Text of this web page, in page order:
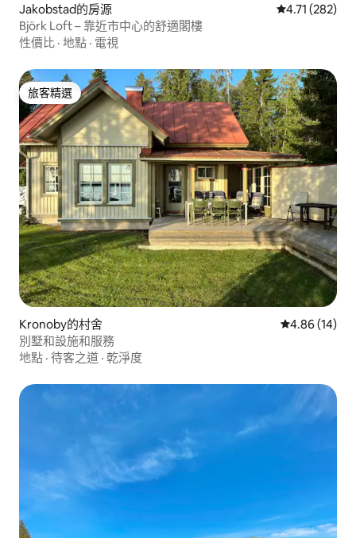
Jakobstad的房源 從 282 則評價
4.71 (282)
Björk Loft – 靠近市中心的舒適閣樓
性價比 · 地點 · 電視
旅客精選
旅客精選
Kronoby的村舍 從 14 則評價
4.86 (14)
別墅和設施和服務
地點 · 待客之道 · 乾淨度